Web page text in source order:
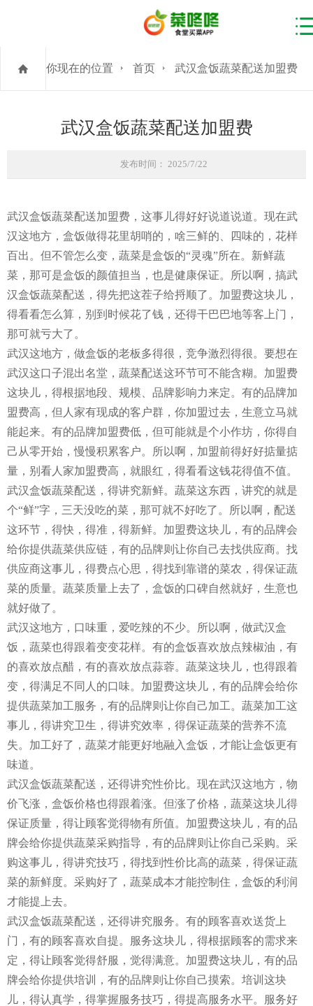
你现在的位置 首页 武汉盒饭蔬菜配送加盟费
武汉盒饭蔬菜配送加盟费
发布时间： 2025/7/22
武汉盒饭蔬菜配送加盟费，这事儿得好好说道说道。现在武
汉这地方，盒饭做得花里胡哨的，啥三鲜的、四味的，花样
百出。但不管怎么变，蔬菜是盒饭的“灵魂”所在。新鲜蔬
菜，那可是盒饭的颜值担当，也是健康保证。所以啊，搞武
汉盒饭蔬菜配送，得先把这茬子给捋顺了。加盟费这块儿，
得看看怎么算，别到时候花了钱，还得干巴巴地等客上门，
那可就亏大了。
武汉这地方，做盒饭的老板多得很，竞争激烈得很。要想在
武汉这口子混出名堂，蔬菜配送这环节可不能含糊。加盟费
这块儿，得根据地段、规模、品牌影响力来定。有的品牌加
盟费高，但人家有现成的客户群，你加盟过去，生意立马就
能起来。有的品牌加盟费低，但可能就是个小作坊，你得自
己从零开始，慢慢积累客户。所以啊，加盟前得好好掂量掂
量，别看人家加盟费高，就眼红，得看看这钱花得值不值。
武汉盒饭蔬菜配送，得讲究新鲜。蔬菜这东西，讲究的就是
个“鲜”字，三天没吃的菜，那可就不好吃了。所以啊，配送
这环节，得快，得准，得新鲜。加盟费这块儿，有的品牌会
给你提供蔬菜供应链，有的品牌则让你自己去找供应商。找
供应商这事儿，得费点心思，得找到靠谱的菜农，得保证蔬
菜的质量。蔬菜质量上去了，盒饭的口碑自然就好，生意也
就好做了。
武汉这地方，口味重，爱吃辣的不少。所以啊，做武汉盒
饭，蔬菜也得跟着变变花样。有的盒饭喜欢放点辣椒油，有
的喜欢放点醋，有的喜欢放点蒜蓉。蔬菜这块儿，也得跟着
变，得满足不同人的口味。加盟费这块儿，有的品牌会给你
提供蔬菜加工服务，有的品牌则让你自己加工。蔬菜加工这
事儿，得讲究卫生，得讲究效率，得保证蔬菜的营养不流
失。加工好了，蔬菜才能更好地融入盒饭，才能让盒饭更有
味道。
武汉盒饭蔬菜配送，还得讲究性价比。现在武汉这地方，物
价飞涨，盒饭价格也得跟着涨。但涨了价格，蔬菜这块儿得
保证质量，得让顾客觉得物有所值。加盟费这块儿，有的品
牌会给你提供蔬菜采购指导，有的品牌则让你自己采购。采
购这事儿，得讲究技巧，得找到性价比高的蔬菜，得保证蔬
菜的新鲜度。采购好了，蔬菜成本才能控制住，盒饭的利润
才能提上去。
武汉盒饭蔬菜配送，还得讲究服务。有的顾客喜欢送货上
门，有的顾客喜欢自提。服务这块儿，得根据顾客的需求来
定，得让顾客觉得舒服，觉得满意。加盟费这块儿，有的品
牌会给你提供培训，有的品牌则让你自己摸索。培训这块
儿，得认真学，得掌握服务技巧，得提高服务水平。服务好